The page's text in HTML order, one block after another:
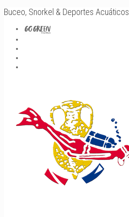
Buceo, Snorkel & Deportes Acuáticos